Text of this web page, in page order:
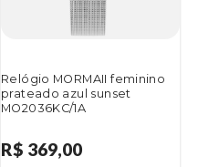
Relógio MORMAII feminino
prateado azul sunset
MO2036KC/1A
R$ 369,00